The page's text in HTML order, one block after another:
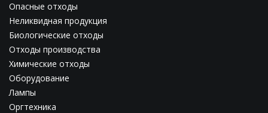
Опасные отходы
Неликвидная продукция
Биологические отходы
Отходы производства
Химические отходы
Оборудование
Лампы
Оргтехника